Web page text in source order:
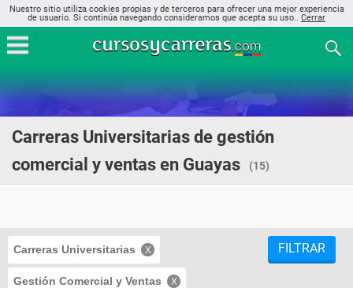
Nuestro sitio utiliza cookies propias y de terceros para ofrecer una mejor experiencia
de usuario. Si continúa navegando consideramos que acepta su uso.. Cerrar
Carreras Universitarias de gestión
comercial y ventas en Guayas
(15)
Carreras Universitarias
Gestión Comercial y Ventas
FILTRAR